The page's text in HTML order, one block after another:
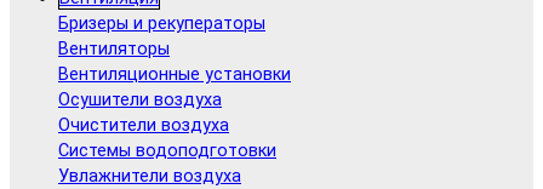
Бризеры и рекуператоры
Вентиляторы
Вентиляционные установки
Осушители воздуха
Очистители воздуха
Системы водоподготовки
Увлажнители воздуха